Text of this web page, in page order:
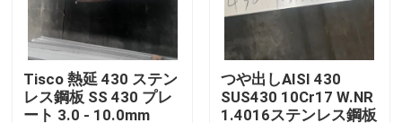
ビデオ
わたしたち に つい て
Tisco 熱延 430 ステン
レス鋼板 SS 430 プレ
ート 3.0 - 10.0mm
つや出しAISI 430
SUS430 10Cr17 W.NR
1.4016ステンレス鋼板